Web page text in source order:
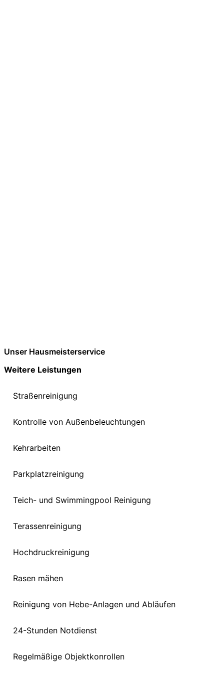
Unser Hausmeisterservice
Weitere Leistungen
Straßenreinigung
Kontrolle von Außenbeleuchtungen
Kehrarbeiten
Parkplatzreinigung
Teich- und Swimmingpool Reinigung
Terassenreinigung
Hochdruckreinigung
Rasen mähen
Reinigung von Hebe-Anlagen und Abläufen
24-Stunden Notdienst
Regelmäßige Objektkonrollen